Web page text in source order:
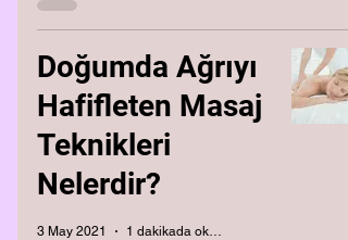
Doğumda Ağrıyı
Hafifleten Masaj
Teknikleri
Nelerdir?
3 May 2021 1 dakikada okunur